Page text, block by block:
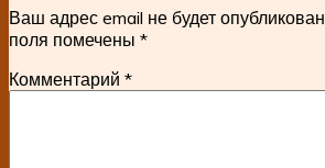
Ваш адрес email не будет опубликован.
поля помечены *
Комментарий *